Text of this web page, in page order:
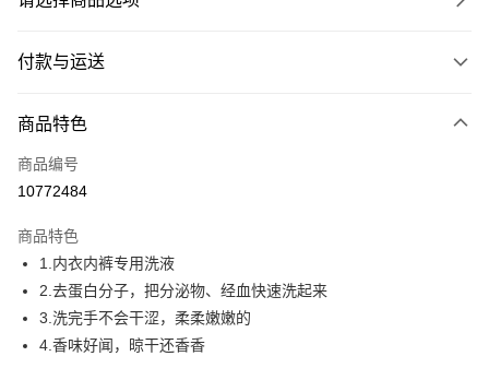
付款与运送
信用卡一次付款
Apple Pay
相关说明
支持以马币付款。由于汇率的变化，结账时物品的金额可能会发生变化。
运送方式
国家/地区配送
商品特色
商品编号
10772484
商品特色
1.内衣内裤专用洗液
2.去蛋白分子，把分泌物、经血快速洗起来
3.洗完手不会干涩，柔柔嫩嫩的
4.香味好闻，晾干还香香